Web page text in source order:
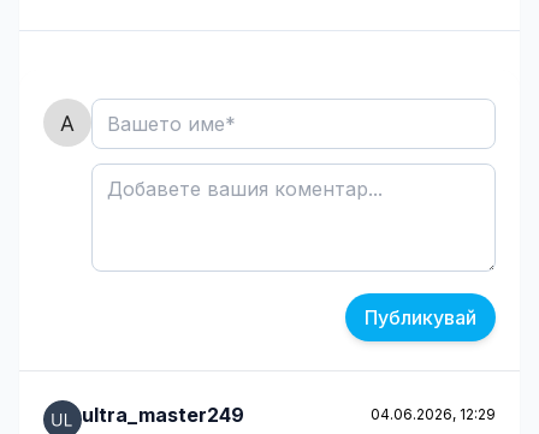
Публикувай
ultra_master249 04.06.2026, 12:29